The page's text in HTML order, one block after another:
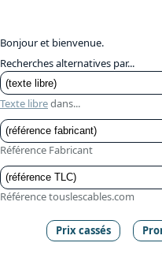
Bonjour et bienvenue.
Recherches alternatives par...
Texte libredans...
Référence Fabricant
Référence touslescables.com
Prix cassés